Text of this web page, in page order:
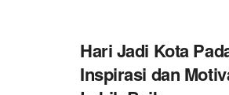
Hari Jadi Kota
Inspirasi dan